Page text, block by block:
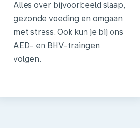
Alles over bijvoorbeeld slaap,
gezonde voeding en omgaan
met stress. Ook kun je bij ons
AED- en BHV-traingen
volgen.